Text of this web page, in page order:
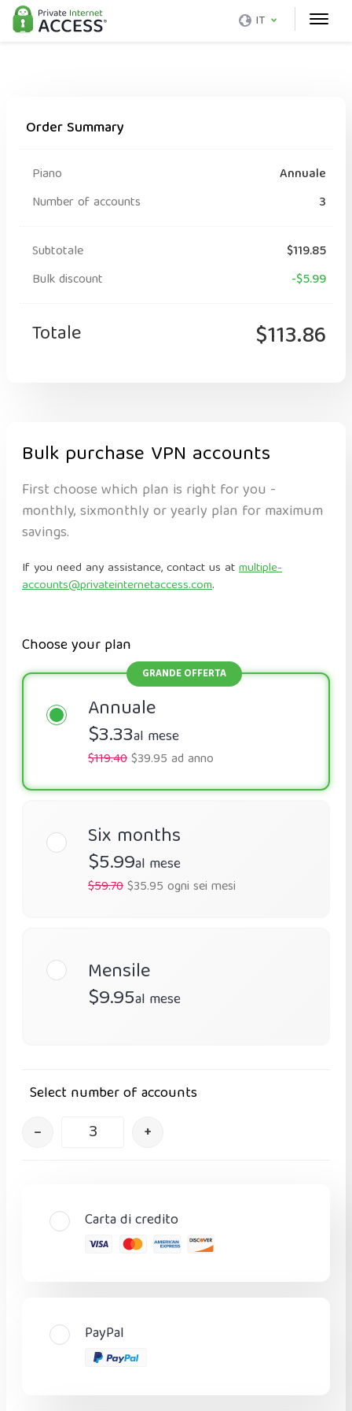
IT
Order Summary
Piano
Annuale
Number of accounts
3
Subtotale
$119.85
Bulk discount
-$5.99
Totale $113.86
Bulk purchase VPN accounts
First choose which plan is right for you -
monthly, sixmonthly or yearly plan for maximum
savings.
If you need any assistance, contact us atmultiple-
accounts@privateinternetaccess.com.
Choose your plan
Annuale
$3.33al mese
$119.40$39.95 ad anno
Six months
$5.99al mese
$59.70$35.95 ogni sei mesi
Mensile
$9.95al mese
Select number of accounts
– +
Carta di credito
PayPal